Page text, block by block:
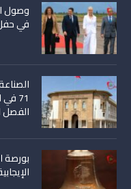
وصول
في
71
الفصل
بورصة